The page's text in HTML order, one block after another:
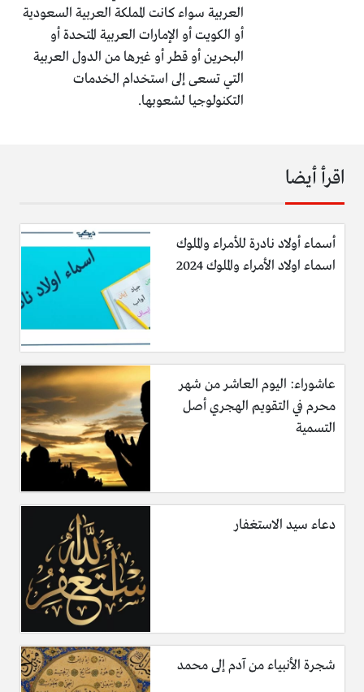
العربية سواء كانت المملكة العربية السعودية
أو الكويت أو الإمارات العربية المتحدة أو
البحرين أو قطر أو غيرها من الدول العربية
التي تسعى إلى استخدام الخدمات
التكنولوجيا لشعوبها.
اقرأ أيضا
أسماء أولاد نادرة للأمراء والملوك
اسماء اولاد الأمراء والملوك 2024
عاشوراء: اليوم العاشر من شهر
محرم في التقويم الهجري أصل
التسمية
دعاء سيد الاستغفار
شجرة الأنبياء من آدم إلى محمد